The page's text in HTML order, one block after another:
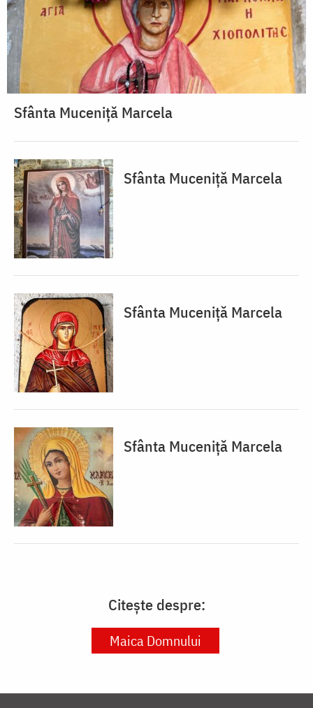
Sfânta Muceniță Marcela
Sfânta Muceniță Marcela
Sfânta Muceniță Marcela
Sfânta Muceniță Marcela
Citește despre:
Maica Domnului